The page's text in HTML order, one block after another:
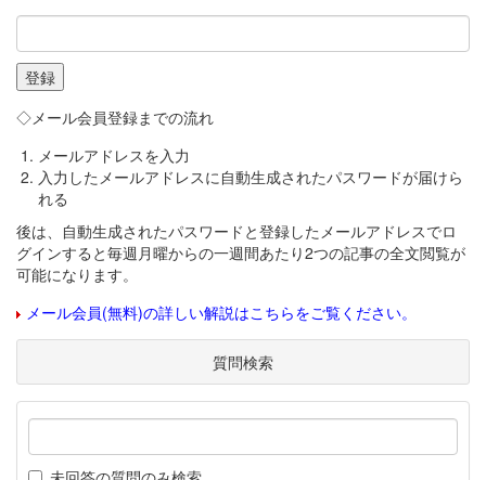
◇メール会員登録までの流れ
メールアドレスを入力
入力したメールアドレスに自動生成されたパスワードが届けら
れる
後は、自動生成されたパスワードと登録したメールアドレスでロ
グインすると毎週月曜からの一週間あたり2つの記事の全文閲覧が
可能になります。
メール会員(無料)の詳しい解説はこちらをご覧ください。
質問検索